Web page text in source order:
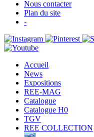
Nous contacter
Plan du site
-
Accueil
News
Expositions
REE-MAG
Catalogue
Catalogue H0
TGV
REE COLLECTION